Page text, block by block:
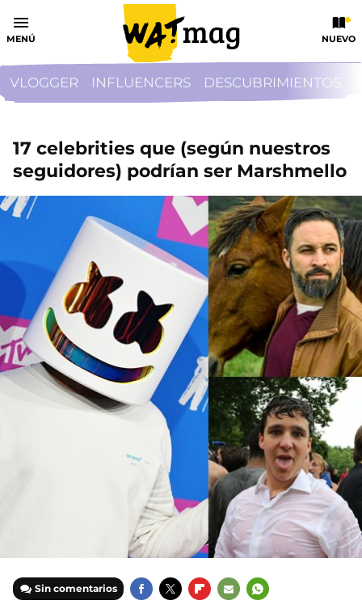
MENÚ NUEVO
VLOGGER INFLUENCERS DESCUBRIMIENTOS
17 celebrities que (según nuestros
seguidores) podrían ser Marshmello
Sin comentarios